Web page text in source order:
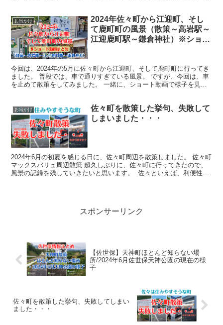
お出かけ
2024年佐々町から江迎町、そし
て鹿町町の風景（散策～高岩駅～
江迎鹿町駅～鎌倉神社）※ショー
今回は、2024年の5月に佐々町から江迎町、そして鹿町町に行ってき
ました。 普段では、車で通りすぎている風景。 ですが、今回は、車
を止めて散策をしてみました。 一緒に、ショート動画で様子を見な
お出かけ
佐々町を散策した挙句、失敗して
しまいました・・・
2024年6月の初夏を感じる日に、佐々町周辺を散策しました。 佐々町
マックスバリュ周辺散策 超久しぶりに、佐々町に行ってきたので、
風景の記録を残していきたいと思います。 佐々といえば、利便性も
スポンサーリンク
【佐世保】天神町ほとんど知らない場
所/2024年6月佐世保天神公園の現在の様
子
佐々町を散策した挙句、失敗してしまい
ました・・・